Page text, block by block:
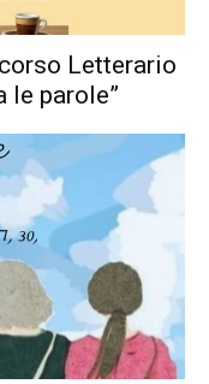
Letterario
le parole”